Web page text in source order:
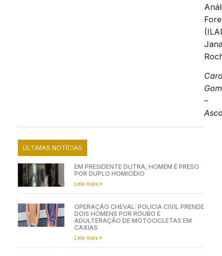
–
ÚLTIMAS NOTÍCIAS
EM PRESIDENTE DUTRA, HOMEM É PRESO
POR DUPLO HOMICÍDIO
Leia mais »
OPERAÇÃO CHEVAL: POLÍCIA CIVIL PRENDE
DOIS HOMENS POR ROUBO E
ADULTERAÇÃO DE MOTOCICLETAS EM
CAXIAS
Leia mais »